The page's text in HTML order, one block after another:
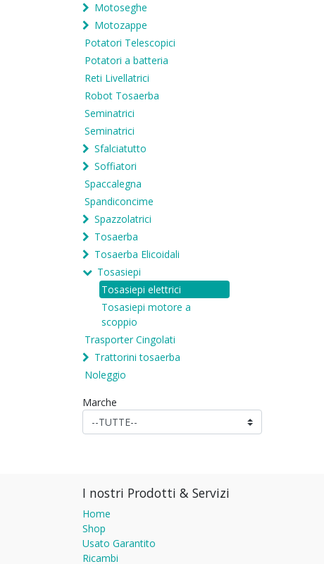
Motoseghe
Motozappe
Potatori Telescopici
Potatori a batteria
Reti Livellatrici
Robot Tosaerba
Seminatrici
Seminatrici
Sfalciatutto
Soffiatori
Spaccalegna
Spandiconcime
Spazzolatrici
Tosaerba
Tosaerba Elicoidali
Tosasiepi
Tosasiepi elettrici
Tosasiepi motore a
scoppio
Trasporter Cingolati
Trattorini tosaerba
Noleggio
Marche
I nostri Prodotti & Servizi
Home
Shop
Usato Garantito
Ricambi